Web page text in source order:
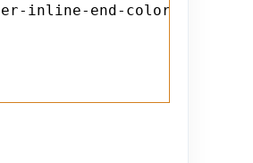
inline-end-color: